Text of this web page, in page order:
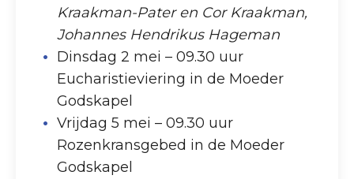
Kraakman-Pater en Cor Kraakman,
Johannes Hendrikus Hageman
Dinsdag 2 mei – 09.30 uur
Eucharistieviering in de Moeder
Godskapel
Vrijdag 5 mei – 09.30 uur
Rozenkransgebed in de Moeder
Godskapel